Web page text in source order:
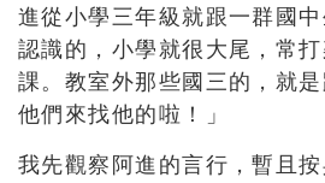
進從小學三年級就跟一群國
認識的，小學就很大尾，常
課。教室外那些國三的，就是
他們來找他的啦！」
我先觀察阿進的言行，暫且按